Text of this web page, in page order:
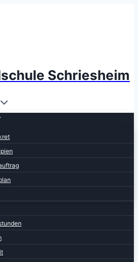
Schriesheim